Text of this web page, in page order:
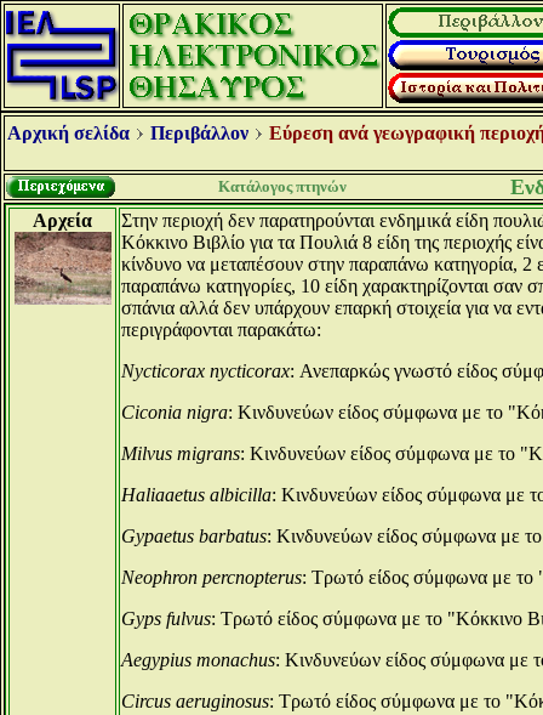
Αρχική σελίδα Περιβάλλον Εύρεση ανά γεωγραφική
Κατάλογος πτηνών
Αρχεία
Στην περιοχή δεν παρατηρούνται ενδημικά είδη
Κόκκινο Βιβλίο για τα Πουλιά 8 είδη της περιοχής
κίνδυνο να μεταπέσουν στην παραπάνω κατηγορία, 2
παραπάνω κατηγορίες, 10 είδη χαρακτηρίζονται σαν
σπάνια αλλά δεν υπάρχουν επαρκή στοιχεία για να
περιγράφονται παρακάτω:
Nycticorax nycticorax: Ανεπαρκώς γνωστό είδος
Ciconia nigra: Κινδυνεύων είδος σύμφωνα με το
Milvus migrans: Κινδυνεύων είδος σύμφωνα με το
Haliaaetus albicilla: Κινδυνεύων είδος σύμφωνα με
Gypaetus barbatus: Κινδυνεύων είδος σύμφωνα με
Neophron percnopterus: Τρωτό είδος σύμφωνα με το
Gyps fulvus: Τρωτό είδος σύμφωνα με το "Κόκκινο
Aegypius monachus: Κινδυνεύων είδος σύμφωνα με
Circus aeruginosus: Tρωτό είδος σύμφωνα με το